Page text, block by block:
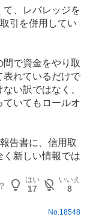
て、レバレッジを
引を併用してい
で資金をやり取
表れているだけで
い訳ではなく、
いてもロールオ
告書に、信用取
く新しい情報では
はい
17
いいえ
8
No. 18548